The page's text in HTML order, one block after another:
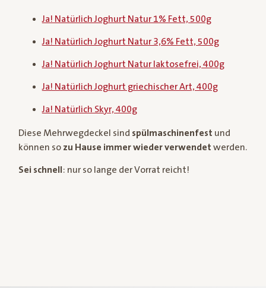
Ja! Natürlich Joghurt Natur 1% Fett, 500g
Ja! Natürlich Joghurt Natur 3,6% Fett, 500g
Ja! Natürlich Joghurt Natur laktosefrei, 400g
Ja! Natürlich Joghurt griechischer Art, 400g
Ja! Natürlich Skyr, 400g
Diese Mehrwegdeckel sind spülmaschinenfest und
können so zu Hause immer wieder verwendet werden.
Sei schnell: nur so lange der Vorrat reicht!